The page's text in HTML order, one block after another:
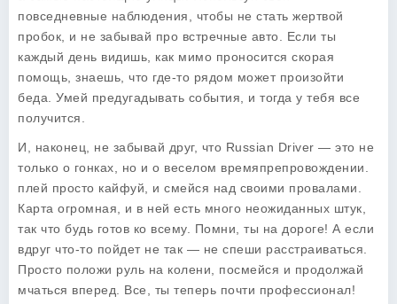
повседневные наблюдения, чтобы не стать жертвой
пробок, и не забывай про встречные авто. Если ты
каждый день видишь, как мимо проносится скорая
помощь, знаешь, что где-то рядом может произойти
беда. Умей предугадывать события, и тогда у тебя все
получится.
И, наконец, не забывай друг, что Russian Driver — это не
только о гонках, но и о веселом времяпрепровождении.
плей просто кайфуй, и смейся над своими провалами.
Карта огромная, и в ней есть много неожиданных штук,
так что будь готов ко всему. Помни, ты на дороге! А если
вдруг что-то пойдет не так — не спеши расстраиваться.
Просто положи руль на колени, посмейся и продолжай
мчаться вперед. Все, ты теперь почти профессионал!